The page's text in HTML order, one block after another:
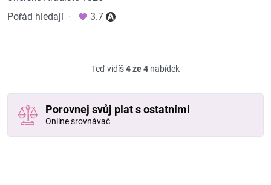
Pořád hledají · 3.7
Teď vidíš4 ze 4 nabídek
Porovnej svůj plat s ostatními
Online srovnávač